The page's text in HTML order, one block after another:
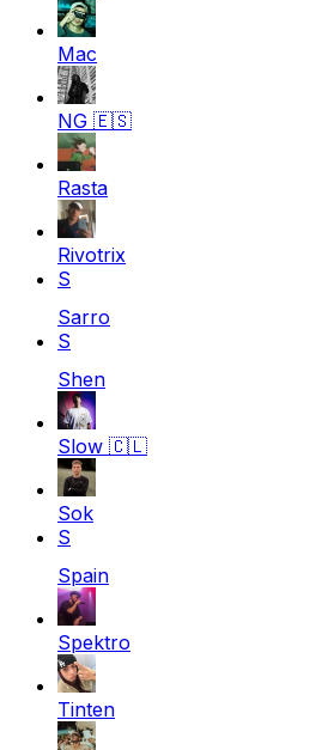
Mac
NG 🇪🇸
Rasta
Rivotrix
S
Sarro
S
Shen
Slow 🇨🇱
Sok
S
Spain
Spektro
Tinten